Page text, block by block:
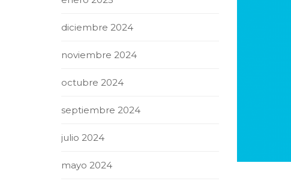
diciembre 2024
noviembre 2024
octubre 2024
septiembre 2024
julio 2024
mayo 2024